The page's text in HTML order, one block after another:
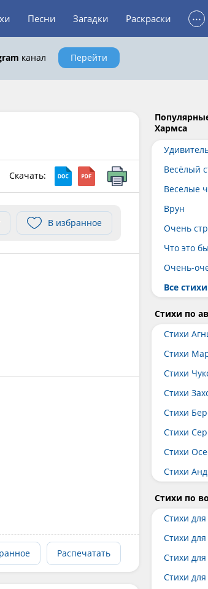
Песни Загадки Раскраски ...
канал Перейти
Скачать:
В избранное
Распечатать
Хармса
Весёлый
Веселые
Врун
Очень
Что это
Очень-
Все
Стихи по
Стихи
Стихи
Стихи
Стихи
Стихи
Стихи
Стихи
Стихи
Стихи по
Стихи
Стихи
Стихи
Стихи